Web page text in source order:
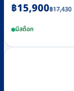
฿17,430
Original
was:
฿17,430.
฿15,900
Current
is:
฿15,900.
มีสต็อก